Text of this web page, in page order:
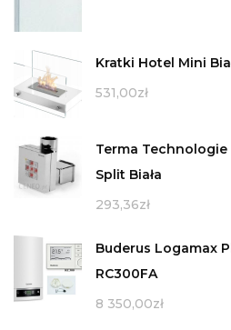
Kratki Hotel Mini
531,00zł
Terma Technologie
Split Biała
293,36zł
Buderus Logamax
RC300FA
8 350,00zł